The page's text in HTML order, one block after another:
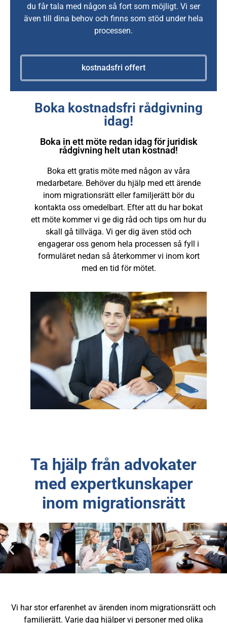
du får tala med någon så fort som möjligt. Vi ser
även till dina behov och finns som stöd under hela
processen.
kostnadsfri offert
Boka kostnadsfri rådgivning
idag!
Boka in ett möte redan idag för juridisk
rådgivning helt utan kostnad!
Boka ett gratis möte med någon av våra
medarbetare. Behöver du hjälp med ett ärende
inom migrationsrätt eller familjerätt bör du
kontakta oss omedelbart. Efter att du har bokat
ett möte kommer vi ge dig råd och tips om hur du
skall gå tillväga. Vi ger dig även stöd och
engagerar oss genom hela processen så fyll i
formuläret nedan så återkommer vi inom kort
med en tid för mötet.
Ta hjälp från advokater
med expertkunskaper
inom migrationsrätt
Vi har stor erfarenhet av ärenden inom migrationsrätt och
familjerätt. Varje dag hjälper vi personer med olika